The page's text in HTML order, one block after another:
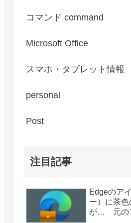
コマンド command
Microsoft Office
スマホ・タブレット情報
personal
Post
注目記事
Edgeのア
ー）に茶色
が… 元の